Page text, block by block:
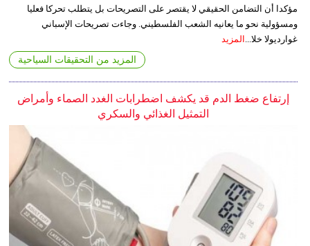
مؤكدا أن التضامن الحقيقي لا يقتصر على التصريحات بل يتطلب تحركا فعليا
ومسؤولية نحو ما يعانيه الشعب الفلسطيني. وجاءت تصريحات الإسباني
غوارديولا خلا... المزيد
المزيد من التحقيقات السياحية
إرتفاع ضغط الدم قد يكشف اضطرابات الغدد الصماء وأمراض
التمثيل الغذائي والسكري